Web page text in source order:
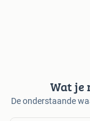
Wat je
De onderstaande